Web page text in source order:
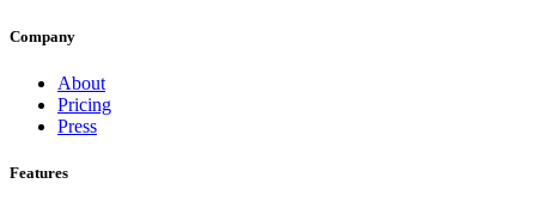
Company
About
Pricing
Press
Features